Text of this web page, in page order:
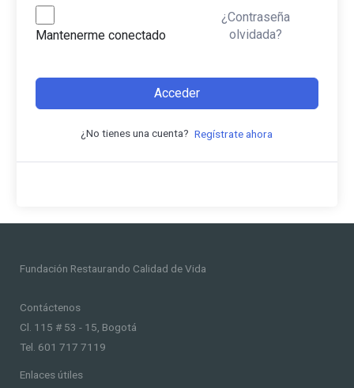
Mantenerme conectado
¿Contraseña
olvidada?
Acceder
¿No tienes una cuenta? Regístrate ahora
Fundación Restaurando Calidad de Vida
Contáctenos
Cl. 115 # 53 - 15, Bogotá
Tel. 601 717 7119
Enlaces útiles